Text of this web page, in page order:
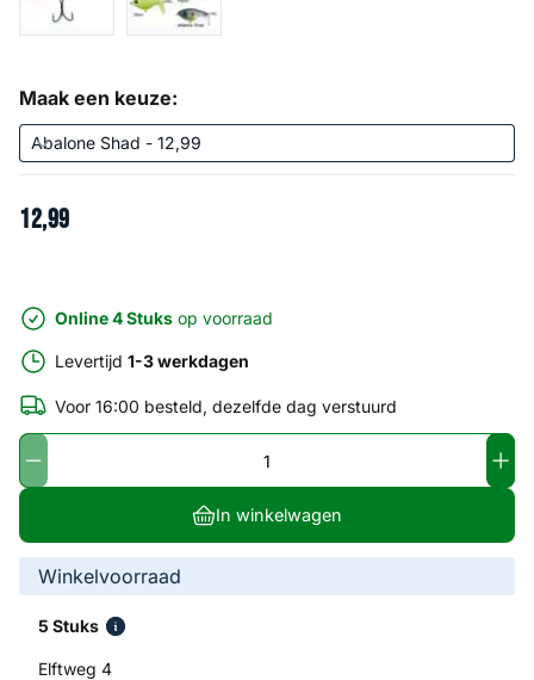
Maak een keuze:
12,99
Online 4 Stuks op voorraad
Levertijd 1-3 werkdagen
Voor 16:00 besteld, dezelfde dag verstuurd
In winkelwagen
Winkelvoorraad
5 Stuks
Elftweg 4